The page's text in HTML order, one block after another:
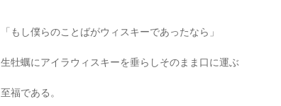
「もし僕らのことばがウィスキーであったなら」
生牡蠣にアイラウィスキーを垂らしそのまま口に運ぶ
至福である。